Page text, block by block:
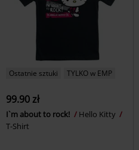
Ostatnie sztuki TYLKO w EMP
99.90 zł
I`m about to rock!
Hello Kitty
T-Shirt